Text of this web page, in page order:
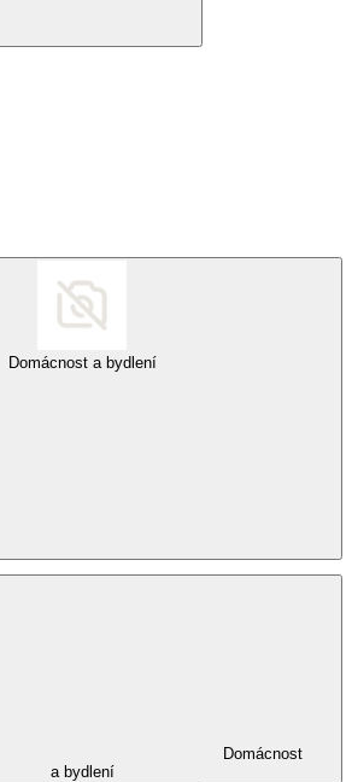
Domácnost a bydlení
Domácnost
a bydlení